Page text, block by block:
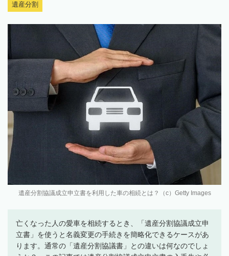
遺産分割
遺産分割協議成立申立書を利用した車の相続とは？（c）Getty Images
亡くなった人の愛車を相続するとき、「遺産分割協議成立申
立書」を使うと名義変更の手続きを簡略化できるケースがあ
ります。通常の「遺産分割協議書」との違いは何なのでしょ